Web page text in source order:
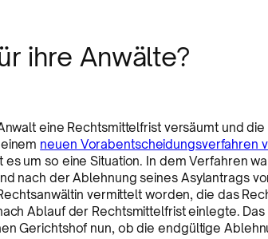
ihre Anwälte?
eine Rechtsmittelfrist versäumt und
neuen Vorabentscheidungsverfahren
um so eine Situation. In dem Verfahren
nach der Ablehnung seines Asylantrags
vermittelt worden, die das
Ablauf der Rechtsmittelfrist einlegte.
Gerichtshof nun, ob die endgültige